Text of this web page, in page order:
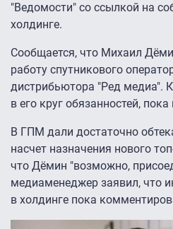
"Ведомости" со ссылкой на
холдинге.
Сообщается, что Михаил
работу спутникового
дистрибьютора "Ред медиа".
в его круг обязанностей, пока
В ГПМ дали достаточно
насчет назначения нового
что Дёмин "возможно,
медиаменеджер заявил, что
в холдинге пока